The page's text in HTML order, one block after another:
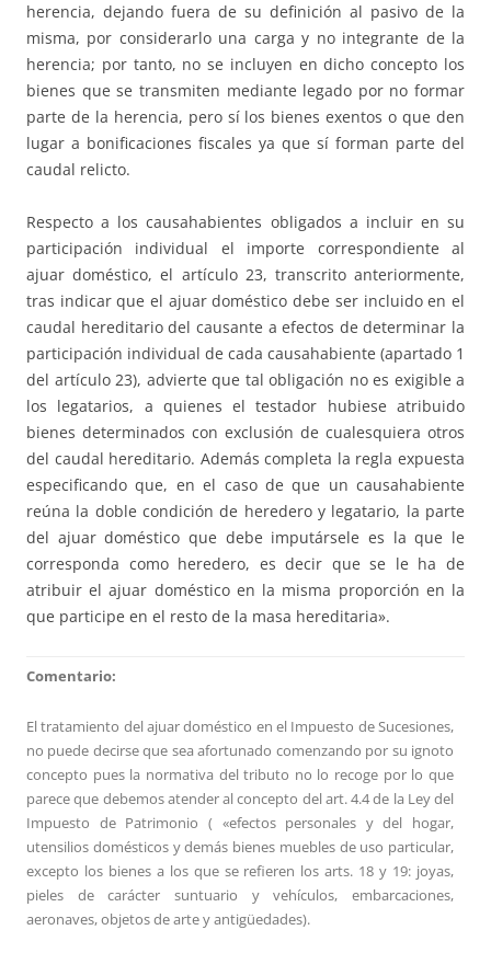
herencia, dejando fuera de su definición al pasivo de la
misma, por considerarlo una carga y no integrante de la
herencia; por tanto, no se incluyen en dicho concepto los
bienes que se transmiten mediante legado por no formar
parte de la herencia, pero sí los bienes exentos o que den
lugar a bonificaciones fiscales ya que sí forman parte del
caudal relicto.
Respecto a los causahabientes obligados a incluir en su
participación individual el importe correspondiente al
ajuar doméstico, el artículo 23, transcrito anteriormente,
tras indicar que el ajuar doméstico debe ser incluido en el
caudal hereditario del causante a efectos de determinar la
participación individual de cada causahabiente (apartado 1
del artículo 23), advierte que tal obligación no es exigible a
los legatarios, a quienes el testador hubiese atribuido
bienes determinados con exclusión de cualesquiera otros
del caudal hereditario. Además completa la regla expuesta
especificando que, en el caso de que un causahabiente
reúna la doble condición de heredero y legatario, la parte
del ajuar doméstico que debe imputársele es la que le
corresponda como heredero, es decir que se le ha de
atribuir el ajuar doméstico en la misma proporción en la
que participe en el resto de la masa hereditaria».
Comentario:
El tratamiento del ajuar doméstico en el Impuesto de Sucesiones,
no puede decirse que sea afortunado comenzando por su ignoto
concepto pues la normativa del tributo no lo recoge por lo que
parece que debemos atender al concepto del art. 4.4 de la Ley del
Impuesto de Patrimonio ( «efectos personales y del hogar,
utensilios domésticos y demás bienes muebles de uso particular,
excepto los bienes a los que se refieren los arts. 18 y 19: joyas,
pieles de carácter suntuario y vehículos, embarcaciones,
aeronaves, objetos de arte y antigüedades).